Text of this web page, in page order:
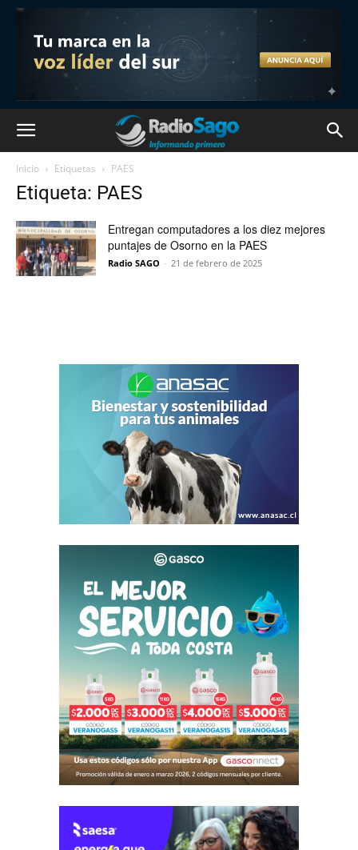
Inicio Etiquetas PAES
Etiqueta: PAES
Entregan computadores a los diez mejores
puntajes de Osorno en la PAES
Radio SAGO - 21 de febrero de 2025